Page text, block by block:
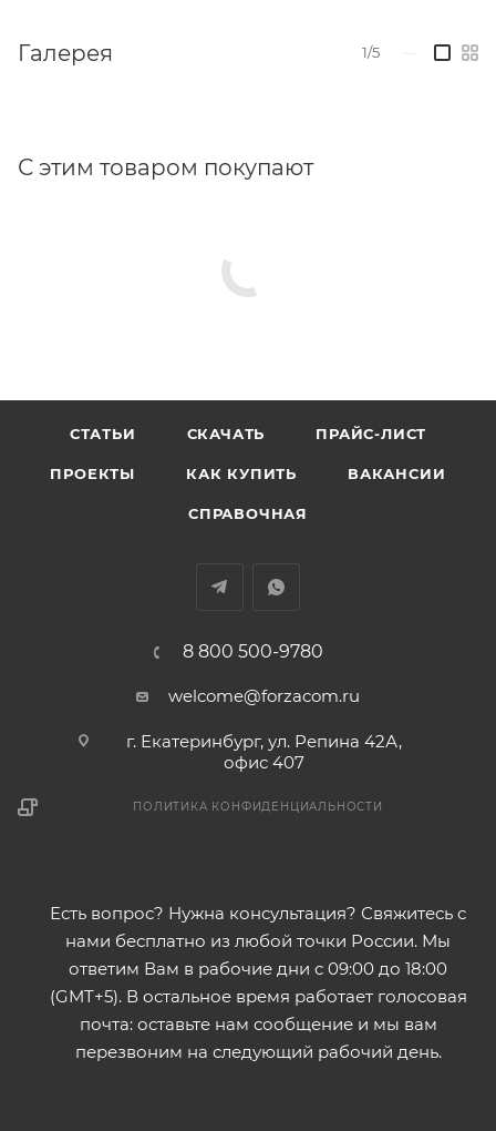
Галерея 1/5
С этим товаром покупают
СТАТЬИ СКАЧАТЬ ПРАЙС-ЛИСТ
ПРОЕКТЫ КАК КУПИТЬ ВАКАНСИИ
СПРАВОЧНАЯ
8 800 500-9780
welcome@forzacom.ru
г. Екатеринбург, ул. Репина 42А,
офис 407
ПОЛИТИКА КОНФИДЕНЦИАЛЬНОСТИ
Есть вопрос? Нужна консультация? Свяжитесь с
нами бесплатно из любой точки России. Мы
ответим Вам в рабочие дни с 09:00 до 18:00
(GMT+5). В остальное время работает голосовая
почта: оставьте нам сообщение и мы вам
перезвоним на следующий рабочий день.